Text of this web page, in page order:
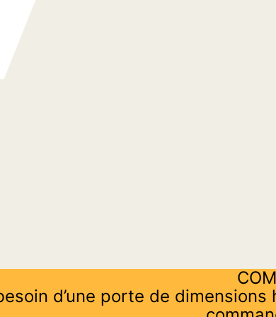
d’une porte de